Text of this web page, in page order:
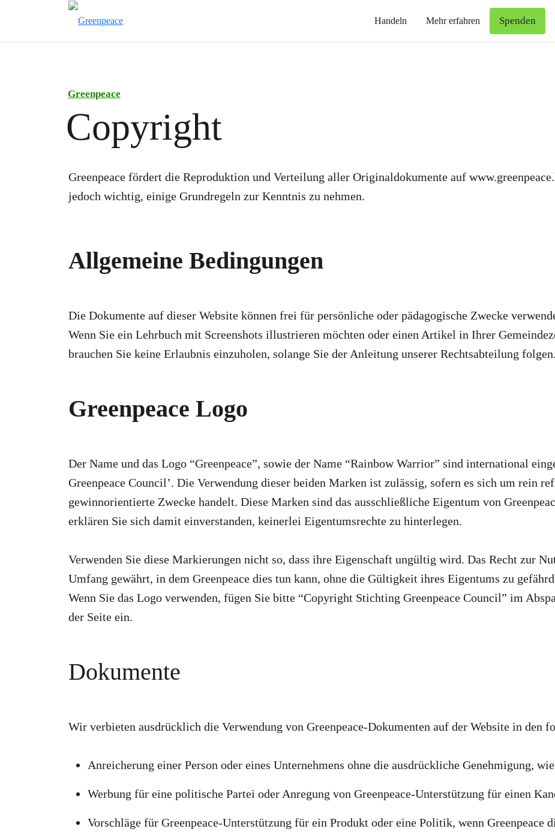
Handeln Mehr erfahren Spenden
Greenpeace
Copyright
Greenpeace fördert die Reproduktion und Verteilung aller Originaldokumente auf
jedoch wichtig, einige Grundregeln zur Kenntnis zu nehmen.
Allgemeine Bedingungen
Die Dokumente auf dieser Website können frei für persönliche oder pädagogische Zwecke
Wenn Sie ein Lehrbuch mit Screenshots illustrieren möchten oder einen Artikel in Ihrer
brauchen Sie keine Erlaubnis einzuholen, solange Sie der Anleitung unserer Rechtsabteilung folgen.
Greenpeace Logo
Der Name und das Logo “Greenpeace”, sowie der Name “Rainbow Warrior” sind international
Greenpeace Council’. Die Verwendung dieser beiden Marken ist zulässig, sofern es sich um rein
gewinnorientierte Zwecke handelt. Diese Marken sind das ausschließliche Eigentum von
erklären Sie sich damit einverstanden, keinerlei Eigentumsrechte zu hinterlegen.
Verwenden Sie diese Markierungen nicht so, dass ihre Eigenschaft ungültig wird. Das Recht zur
Umfang gewährt, in dem Greenpeace dies tun kann, ohne die Gültigkeit ihres Eigentums zu
Wenn Sie das Logo verwenden, fügen Sie bitte “Copyright Stichting Greenpeace Council” im
der Seite ein.
Dokumente
Wir verbieten ausdrücklich die Verwendung von Greenpeace-Dokumenten auf der Website in den
Anreicherung einer Person oder eines Unternehmens ohne die ausdrückliche Genehmigung,
Werbung für eine politische Partei oder Anregung von Greenpeace-Unterstützung für einen
Vorschläge für Greenpeace-Unterstützung für ein Produkt oder eine Politik, wenn Greenpeace